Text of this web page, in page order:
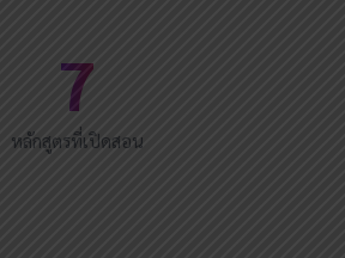
7
หลักสูตรที่เปิดสอน